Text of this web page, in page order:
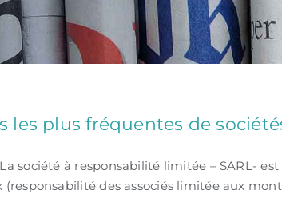
les plus fréquentes de
société à responsabilité limitée – SARL-
des associés limitée aux